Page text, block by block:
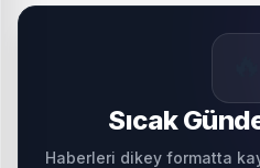
Sıcak
Haberleri dikey formatta